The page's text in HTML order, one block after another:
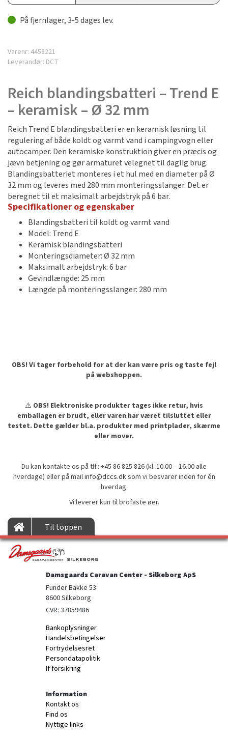
På fjernlager, 3-5 dages lev.
Varenr: 4458221
Leverandør: DCT
Reich blandingsbatteri – Trend E
– keramisk – Ø 32 mm
Reich Trend E blandingsbatteri er en keramisk løsning til
regulering af både koldt og varmt vand i campingvogn eller
autocamper. Den keramiske konstruktion giver en præcis og
jævn betjening og gør armaturet velegnet til daglig brug.
Blandingsbatteriet monteres i et hul med en diameter på Ø
32 mm og leveres med 280 mm monteringsslanger. Det er
beregnet til et maksimalt arbejdstryk på 6 bar.
Specifikationer og egenskaber
Blandingsbatteri til koldt og varmt vand
Model: Trend E
Keramisk blandingsbatteri
Monteringsdiameter: Ø 32 mm
Maksimalt arbejdstryk: 6 bar
Gevindlængde: 25 mm
Længde på monteringsslanger: 280 mm
OBS! Vi tager forbehold for at der kan være pris og taste fejl
på webshoppen.
⚠️ OBS! Elektroniske produkter tages ikke retur, hvis
emballagen er brudt, eller varen har været tilsluttet eller
testet. Dette gælder bl.a. produkter med printplader, skærme
eller mover.
Du kan kontakte os på tlf.: +45 86 825 826 (kl. 10.00 – 16.00 alle
hverdage) eller på mailinfo@dccs.dksom vi besvarer inden for én
hverdag.
Vi leverer kun til brofaste øer.
Til toppen
Damsgaards Caravan Center - Silkeborg ApS
Funder Bakke 53
8600 Silkeborg
CVR: 37859486
Bankoplysninger
Handelsbetingelser
Fortrydelsesret
Persondatapolitik
If forsikring
Information
Kontakt os
Find os
Nyttige links